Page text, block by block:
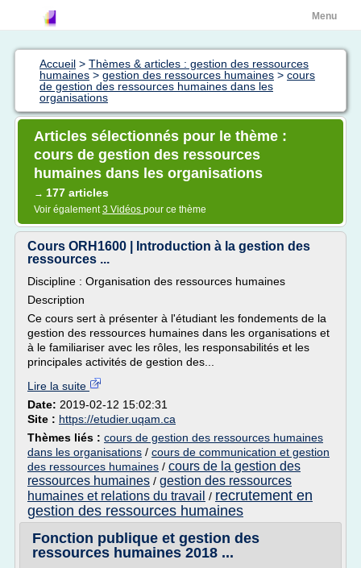
Menu
Accueil > Thèmes & articles : gestion des ressources
humaines > gestion des ressources humaines > cours
de gestion des ressources humaines dans les
organisations
Articles sélectionnés pour le thème :
cours de gestion des ressources
humaines dans les organisations
→ 177 articles
Voir également3 Vidéos pour ce thème
Cours ORH1600 | Introduction à la gestion des
ressources ...
Discipline : Organisation des ressources humaines
Description
Ce cours sert à présenter à l'étudiant les fondements de la
gestion des ressources humaines dans les organisations et
à le familiariser avec les rôles, les responsabilités et les
principales activités de gestion des...
Lire la suite
Date: 2019-02-12 15:02:31
Site : https://etudier.uqam.ca
Thèmes liés : cours de gestion des ressources humaines
dans les organisations / cours de communication et gestion
des ressources humaines / cours de la gestion des
ressources humaines / gestion des ressources
humaines et relations du travail / recrutement en
gestion des ressources humaines
Fonction publique et gestion des
ressources humaines 2018 ...